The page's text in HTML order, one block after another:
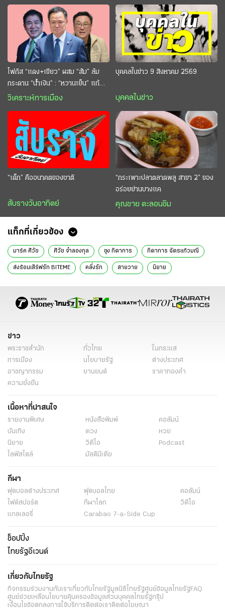
โฟกัส “แดง+เขียว” ผสม “ส้ม” ล้ม
กระดาน “นํ้าเงิน” : “หวานเย็น” แก้
กระหาย “อนุทิน” ดักตีกินสบาย
วิเคราะห์การเมือง
บุคคลในข่าว 9 สิงหาคม 2569
บุคคลในข่าว
“เด็ก” คืออนาคตของชาติ
สับรางวันอาทิตย์
“กระเพาะปลาตลาดพลู สาขา 2” ของ
อร่อยย่านบางแค
คุณชาย ตะลอนชิม
แท็กที่เกี่ยวข้อง
มาร์ค ศิวัช ศิวัช จำลองกุล ซุง กิดาการ กิดาการ ฉัตรแก้วมณี
ส่งร้อนเสิร์ฟรัก BITEME คลั่งรัก สายวาย นิยาย
ข่าว
พระราชสำนัก ทั่วไทย
ในกระแส
การเมือง
นโยบายรัฐ
ต่างประเทศ
อาชญากรรม
ยานยนต์
ราคาทองคำ
ความยั่งยืน
เนื้อหาที่น่าสนใจ
รายงานพิเศษ หนังสือพิมพ์
คอลัมน์
บันเทิง
ดวง
หวย
นิยาย
วิดีโอ
Podcast
ไลฟ์สไตล์
มัลติมีเดีย
กีฬา
ฟุตบอลต่่างประเทศ ฟุตบอลไทย
คอลัมน์
ไฟต์สปอร์ต
กีฬาโลก
วิดีโอ
แกลเลอรี่
Carabao 7-a-Side Cup
ช็อปปิ้ง
ไทยรัฐอีเวนต์
เกี่ยวกับไทยรัฐ
กิจกรรมร่วมงานกับเราเกี่ยวกับไทยรัฐมูลนิธิไทยรัฐศูนย์ข้อมูลไทยรัฐFAQ
ศูนย์ช่วยเหลือนโยบายคุ้มครองข้อมูลส่วนบุคคลไทยรัฐกรุ๊ป
เงื่อนไขข้อตกลงการใช้บริการติดต่อเราติดต่อโฆษณา